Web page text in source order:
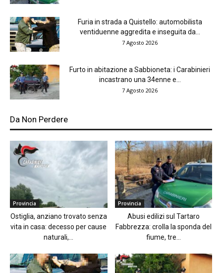
Furia in strada a Quistello: automobilista
ventiduenne aggredita e inseguita da...
7 Agosto 2026
Furto in abitazione a Sabbioneta: i Carabinieri
incastrano una 34enne e...
7 Agosto 2026
Da Non Perdere
Provincia
Ostiglia, anziano trovato senza
vita in casa: decesso per cause
naturali,...
Provincia
Abusi edilizi sul Tartaro
Fabbrezza: crolla la sponda del
fiume, tre...